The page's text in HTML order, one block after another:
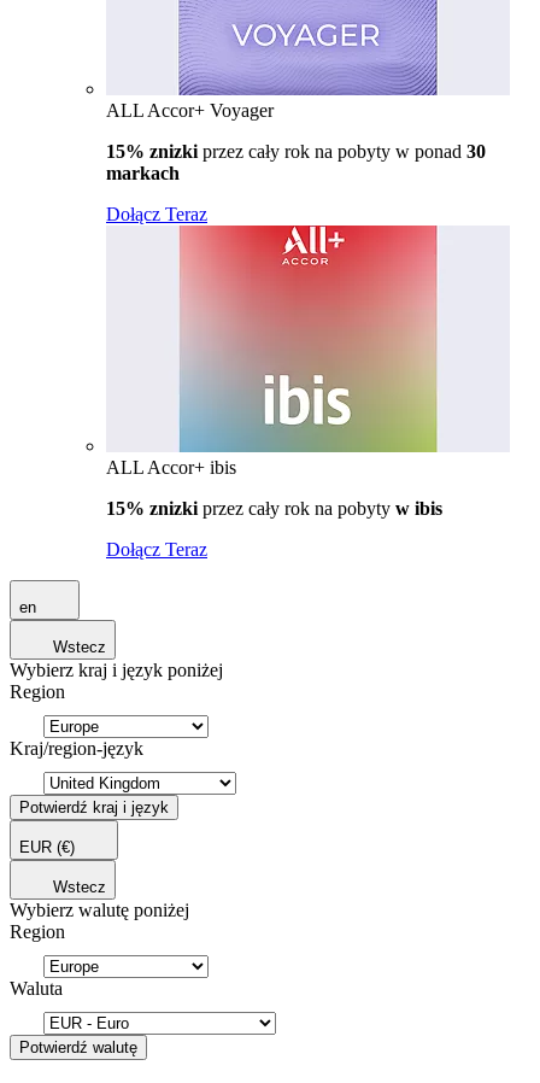
ALL Accor+ Voyager
15% znizki przez cały rok na pobyty w ponad 30
markach
Dołącz Teraz
ALL Accor+ ibis
15% znizki przez cały rok na pobyty w ibis
Dołącz Teraz
en
Wstecz
Wybierz kraj i język poniżej
Region
Kraj/region-język
Potwierdź kraj i język
EUR (€)
Wstecz
Wybierz walutę poniżej
Region
Waluta
Potwierdź walutę